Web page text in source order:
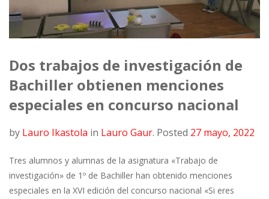
Dos trabajos de investigación de
Bachiller obtienen menciones
especiales en concurso nacional
by Lauro Ikastola in Lauro Gaur. Posted 27 mayo, 2022
Tres alumnos y alumnas de la asignatura «Trabajo de
investigación» de 1º de Bachiller han obtenido menciones
especiales en la XVI edición del concurso nacional «Si eres